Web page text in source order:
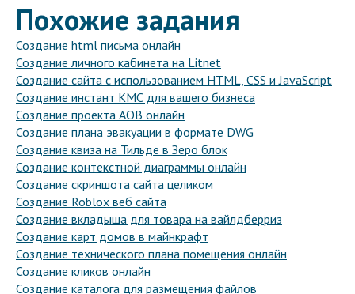
Похожие задания
Создание html письма онлайн
Создание личного кабинета на Litnet
Создание сайта с использованием HTML, CSS и JavaScript
Создание инстант КМС для вашего бизнеса
Создание проекта АОВ онлайн
Создание плана эвакуации в формате DWG
Создание квиза на Тильде в Зеро блок
Создание контекстной диаграммы онлайн
Создание скриншота сайта целиком
Создание Roblox веб сайта
Создание вкладыша для товара на вайлдберриз
Создание карт домов в майнкрафт
Создание технического плана помещения онлайн
Создание кликов онлайн
Создание каталога для размещения файлов